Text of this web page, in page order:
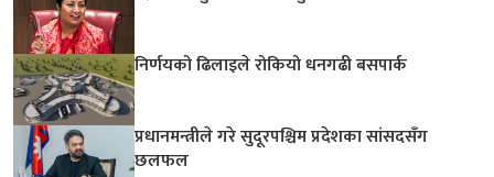
निर्णयको ढिलाइले रोकियो धनगढी बसपार्क
प्रधानमन्त्रीले गरे सुदूरपश्चिम प्रदेशका सांसदसँग
छलफल